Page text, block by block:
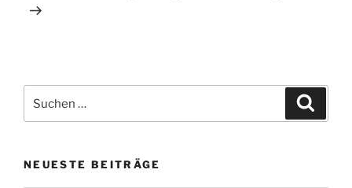
nach:
NEUESTE BEITRÄGE